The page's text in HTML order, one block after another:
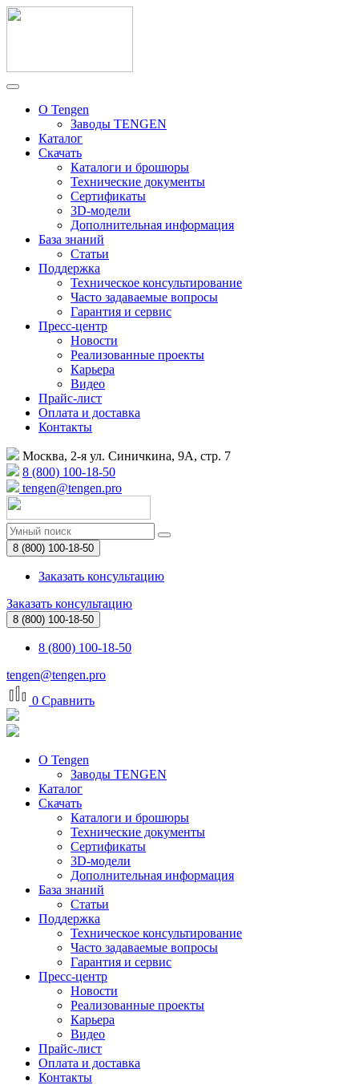
О Tengen
Заводы TENGEN
Каталог
Скачать
Каталоги и брошюры
Технические документы
Сертификаты
3D-модели
Дополнительная информация
База знаний
Статьи
Поддержка
Техническое консультирование
Часто задаваемые вопросы
Гарантия и сервис
Пресс-центр
Новости
Реализованные проекты
Карьера
Видео
Прайс-лист
Оплата и доставка
Контакты
Москва, 2-я ул. Синичкина, 9А, стр. 7
8 (800) 100-18-50
tengen@tengen.pro
8 (800) 100-18-50
Заказать консультацию
Заказать консультацию
8 (800) 100-18-50
8 (800) 100-18-50
tengen@tengen.pro
0 Сравнить
О Tengen
Заводы TENGEN
Каталог
Скачать
Каталоги и брошюры
Технические документы
Сертификаты
3D-модели
Дополнительная информация
База знаний
Статьи
Поддержка
Техническое консультирование
Часто задаваемые вопросы
Гарантия и сервис
Пресс-центр
Новости
Реализованные проекты
Карьера
Видео
Прайс-лист
Оплата и доставка
Контакты